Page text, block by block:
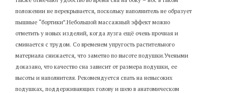
положении не перекрывается, поскольку наполнитель не образует
пышные “бортики”.Небольшой массажный эффект можно
отметить у новых изделий, когда лузга ещё очень прочная и
сминается с трудом. Со временем упругость растительного
материала снижается, что заметно по высоте подушки.Учеными
доказано, что качество сна зависит от размера подушки, ее
высоты и наполнителя. Рекомендуется спать на невысоких
подушках, поддерживающих голову и шею в анатомическом